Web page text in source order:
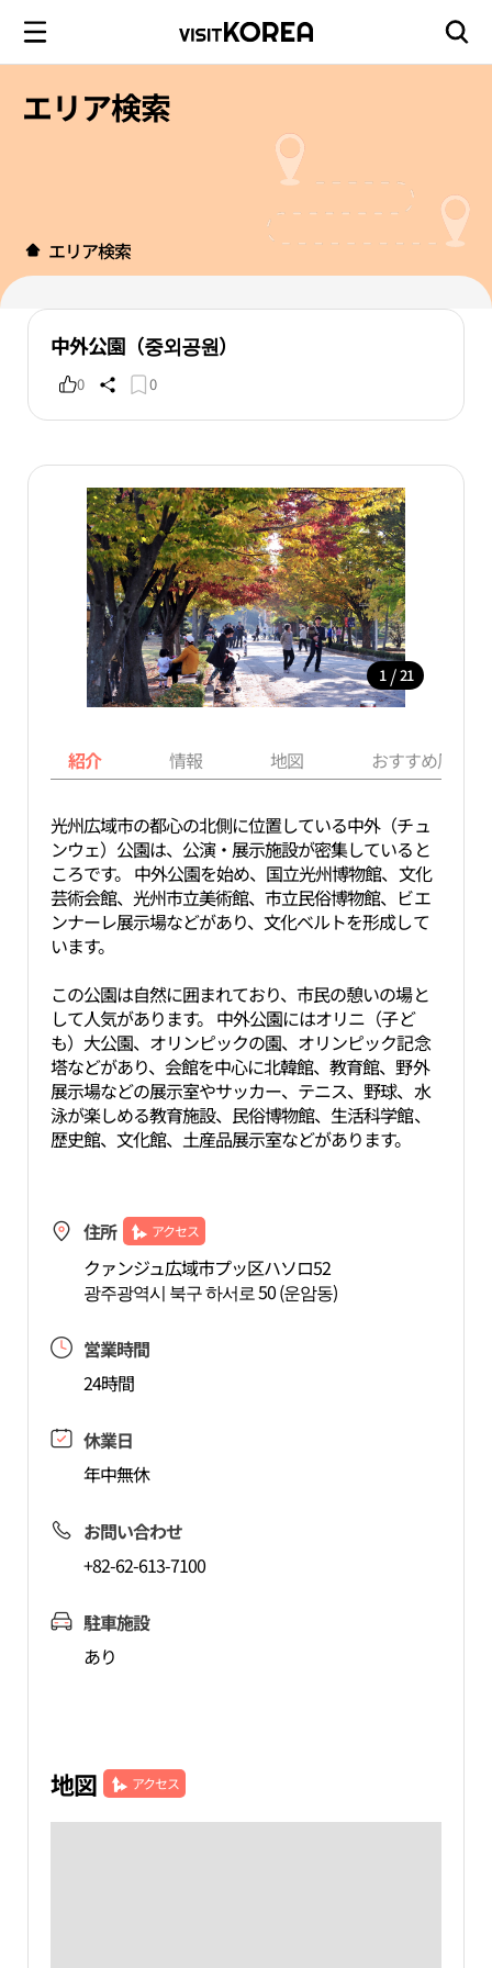
エリア検索
エリア検索
中外公園（중외공원）
0 0
1 / 21
紹介 情報 地図 おすすめ周辺
光州広域市の都心の北側に位置している中外（チュ
ンウェ）公園は、公演・展示施設が密集していると
ころです。 中外公園を始め、国立光州博物館、文化
芸術会館、光州市立美術館、市立民俗博物館、ビエ
ンナーレ展示場などがあり、文化ベルトを形成して
います。
この公園は自然に囲まれており、市民の憩いの場と
して人気があります。 中外公園にはオリニ（子ど
も）大公園、オリンピックの園、オリンピック記念
塔などがあり、会館を中心に北韓館、教育館、野外
展示場などの展示室やサッカー、テニス、野球、水
泳が楽しめる教育施設、民俗博物館、生活科学館、
歴史館、文化館、土産品展示室などがあります。
住所 アクセス
クァンジュ広域市プッ区ハソロ52
광주광역시 북구 하서로 50 (운암동)
営業時間
24時間
休業日
年中無休
お問い合わせ
+82-62-613-7100
駐車施設
あり
地図 アクセス